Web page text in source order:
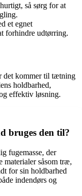
så sørg for at
et egnet
forhindre udtørring.
det kommer til tætning
holdbarhed,
effektiv løsning.
bruges den til?
fugemasse, der
såsom træ,
for sin holdbarhed
indendørs og